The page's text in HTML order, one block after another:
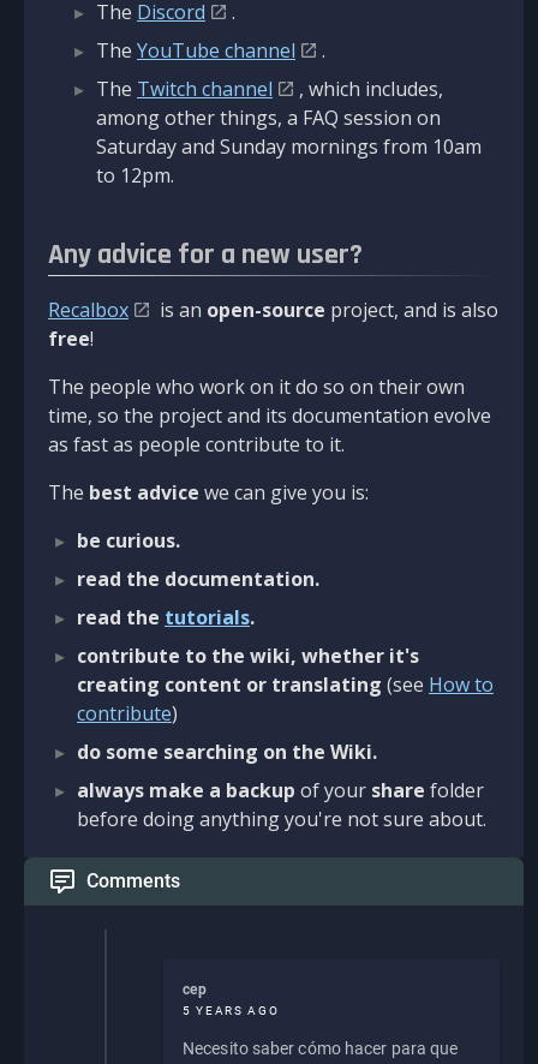
The Discord
.
The YouTube channel
.
The Twitch channel
, which includes,
among other things, a FAQ session on
Saturday and Sunday mornings from 10am
to 12pm.
Any advice for a new user?
Recalbox is an open-source project, and is also
free!
The people who work on it do so on their own
time, so the project and its documentation evolve
as fast as people contribute to it.
The best advice we can give you is:
be curious.
read the documentation.
read the tutorials.
contribute to the wiki, whether it's
creating content or translating (see How to
contribute)
do some searching on the Wiki.
always make a backup of your share folder
before doing anything you're not sure about.
Comments
cep
5 YEARS AGO
Necesito saber cómo hacer para que